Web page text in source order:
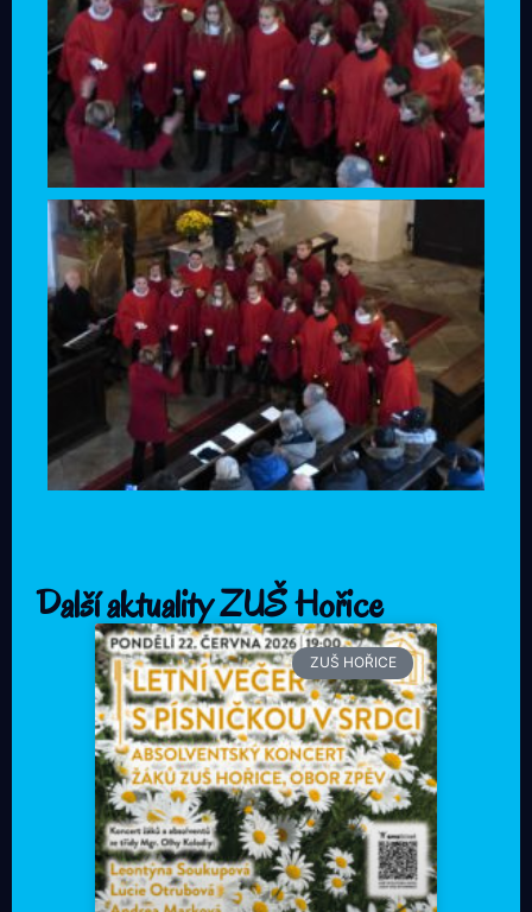
Další aktuality ZUŠ Hořice
ZUŠ HOŘICE